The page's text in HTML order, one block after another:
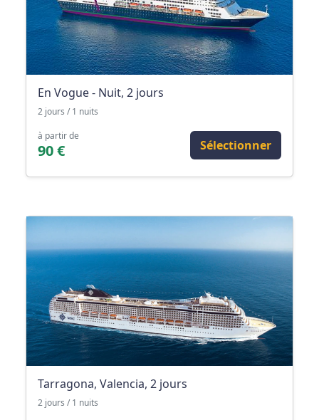
En Vogue - Nuit, 2 jours
2 jours / 1 nuits
à partir de
90 € Sélectionner
Tarragona, Valencia, 2 jours
2 jours / 1 nuits